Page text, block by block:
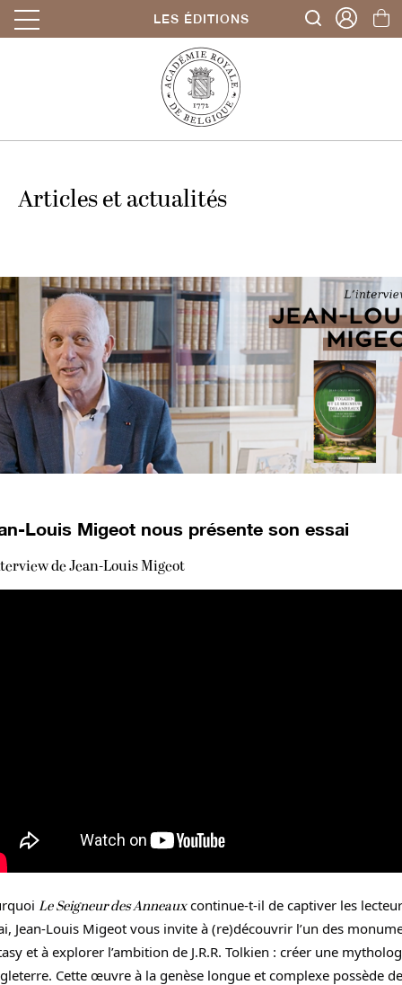
LES ÉDITIONS
Articles et actualités
Louis Migeot nous présente son essai
de Jean-Louis Migeot
Le Seigneur des Anneauxcontinue-t-il de captiver les
Jean-Louis Migeot vous invite à (re)découvrir l’un des
et à explorer l’ambition de J.R.R. Tolkien : créer une
Cette œuvre à la genèse longue et complexe possède